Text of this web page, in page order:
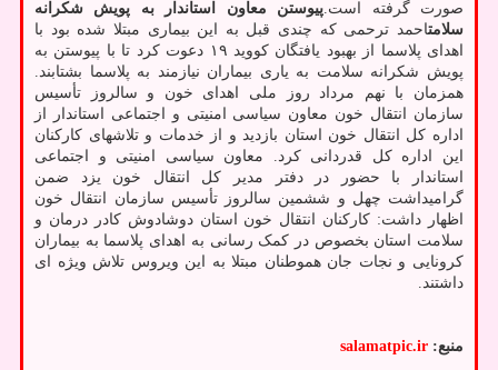
صورت گرفته است. پیوستن معاون استاندار به پویش شکرانه
سلامتاحمد ترحمی که چندی قبل به این بیماری مبتلا شده بود با
اهدای پلاسما از بهبود یافتگان کووید ۱۹ دعوت کرد تا با پیوستن به
پویش شکرانه سلامت به یاری بیماران نیازمند به پلاسما بشتابند.
همزمان با نهم مرداد روز ملی اهدای خون و سالروز تأسیس
سازمان انتقال خون معاون سیاسی امنیتی و اجتماعی استاندار از
اداره کل انتقال خون استان بازدید و از خدمات و تلاشهای کارکنان
این اداره کل قدردانی کرد. معاون سیاسی امنیتی و اجتماعی
استاندار با حضور در دفتر مدیر کل انتقال خون یزد ضمن
گرامیداشت چهل و ششمین سالروز تأسیس سازمان انتقال خون
اظهار داشت: کارکنان انتقال خون استان دوشادوش کادر درمان و
سلامت استان بخصوص در کمک رسانی به اهدای پلاسما به بیماران
کرونایی و نجات جان هموطنان مبتلا به این ویروس تلاش ویژه ای
داشتند.
منبع: salamatpic.ir